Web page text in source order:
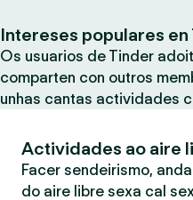
Intereses populares
Os usuarios de Tinder
comparten con outros
unhas cantas actividades
Actividades ao aire
Facer sendeirismo,
do aire libre sexa cal